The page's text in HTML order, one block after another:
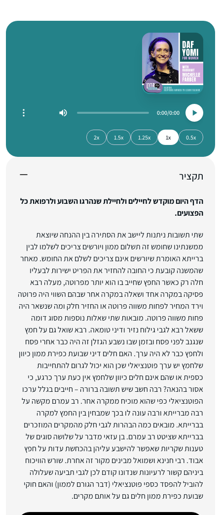
0:00
0:00
0.5x
1x
1.25x
1.5x
2x
תקציר
הדף היום מוקדש לחיילים ולחיילת שנהרגו השבוע ולרפואת כל
הפצועים.
שתי תשובות ניתנות ליישב את הסתירה בין ההנחה שיוצאת
ממשנתינו שחומש זה תשלום ממון ויורשים צריכים לשלמו לבין
ברייתא האומרת שיורשים אינם צריכים לשלם את החומש. מאחר
שהמשנה קובעת כי החובה להחזיר את הפריט ישירות לבעליו
חלה רק כאשר החפץ שחייב בו הוא יותר מפרוטה, מעלה רבא
פסיקה במקרה אחד ושאלה במקרה אחר שבהם השווי היה פרוטה
וירד המחיר לפחות משווה פרוטה או החזיר חלק ומה שנשאר היה
פחות משווה פרוטה. מובאות שתי שאלות נוספות מסוג דומה
ששאל רבא לגבי גילוח נזיר ודיני טומאה. רבא שואל גם על חמץ
שנגנב לפני פסח ובזמן שבו נשבע הגזלן זה היה כבר אחרי פסח
ולחפץ כבר לא היה ערך. האם חלים דיני שבועת כפירת ממון כיוון
שלחמץ יש ערך פוטנציאלי שכן הוא יכול לגרום להתחייבות
כספית או שהם אינם חלים כיוון שלחמץ אין כעת ערך כרגע, כי
אסור בהנאה? רבה חשב שיש תשובה ברורה – חייבים בגלל ערכו
הפוטנציאלי כפי שהוא מוכיח ממקרה אחר. רב עמרם מקשה על
רבה מברייתא ורבה עונה לו בכך שמבחין בין החמץ למקרה
בברייתא. מובאים כמה הבהרות לגבי חלק מהמקרים המוזכרים
בברייתא שציטט רב עמרם. בן עזאי מדבר על שלושה סוגים של
טענות שקריות שאפשר להישבע עליהן בהכחשת עדות על חפץ
אבוד. רבי חנינא ושמואל מבינים מקור זה אחרת. שורש הוויכוח
ביניהם קשור לרעיונות שנדונו קודם לכן לגבי תביעה שעלולה
להוביל להפסד כספי פוטנציאלי (דבר הגורם לממון) והאם חוקי
שבועת כפירת ממון חלים גם על אותם מקרים.